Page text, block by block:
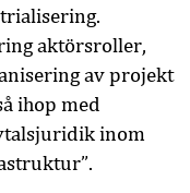
aktörsroller,
av projekt
ihop med
inom